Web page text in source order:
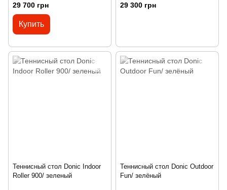
29 700 грн
Купить
29 300 грн
Теннисный стол Donic Indoor
Roller 900/ зеленый
Теннисный стол Donic Outdoor
Fun/ зелёный